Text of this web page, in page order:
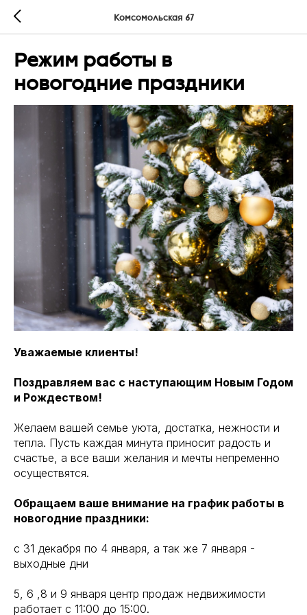
Комсомольская 67
Режим работы в
новогодние праздники
Уважаемые клиенты!
Поздравляем вас с наступающим Новым Годом
и Рождеством!
Желаем вашей семье уюта, достатка, нежности и
тепла. Пусть каждая минута приносит радость и
счастье, а все ваши желания и мечты непременно
осуществятся.
Обращаем ваше внимание на график работы в
новогодние праздники:
с 31 декабря по 4 января, а так же 7 января -
выходные дни
5, 6 ,8 и 9 января центр продаж недвижимости
работает с 11:00 до 15:00.